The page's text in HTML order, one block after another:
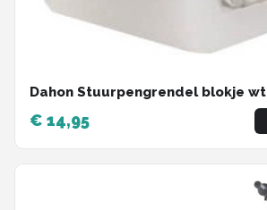
Dahon Stuurpengrendel blokje wt
€ 14,95